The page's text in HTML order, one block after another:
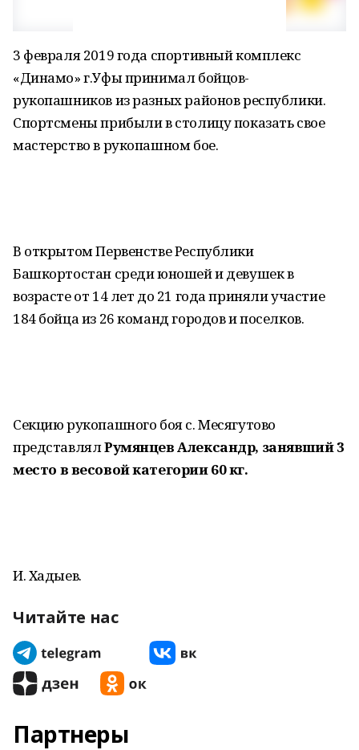
3 февраля 2019 года спортивный комплекс
«Динамо» г.Уфы принимал бойцов-
рукопашников из разных районов республики.
Спортсмены прибыли в столицу показать свое
мастерство в рукопашном бое.
В открытом Первенстве Республики
Башкортостан среди юношей и девушек в
возрасте от 14 лет до 21 года приняли участие
184 бойца из 26 команд городов и поселков.
Секцию рукопашного боя с. Месягутово
представлялРумянцев Александр, занявший 3
место в весовой категории 60 кг.
И. Хадыев.
Читайте нас
Партнеры